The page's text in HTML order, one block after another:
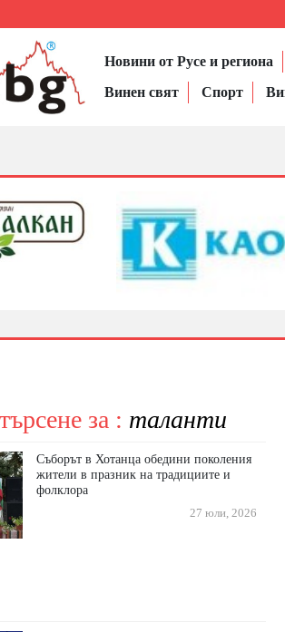
Новини от Русе и региона
Винен свят
Спорт
за : таланти
Съборът в Хотанца обедини поколения
жители в празник на традициите и
фолклора
27 юли, 2026